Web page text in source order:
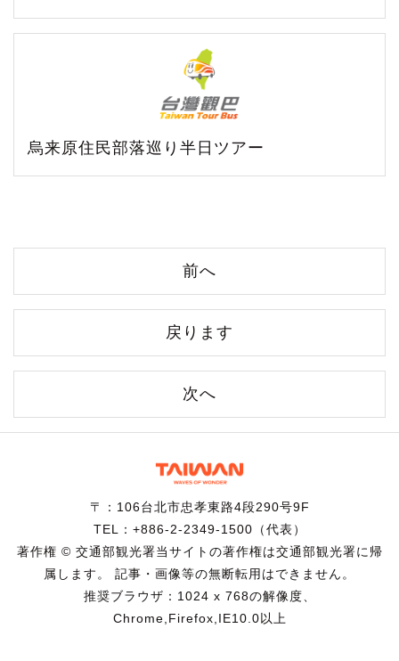
烏来原住民部落巡り半日ツアー
前へ
戻ります
次へ
〒：106台北市忠孝東路4段290号9F
TEL：+886-2-2349-1500（代表）
著作権 © 交通部観光署当サイトの著作権は交通部観光署に帰
属します。 記事・画像等の無断転用はできません。
推奨ブラウザ：1024 x 768の解像度、
Chrome,Firefox,IE10.0以上